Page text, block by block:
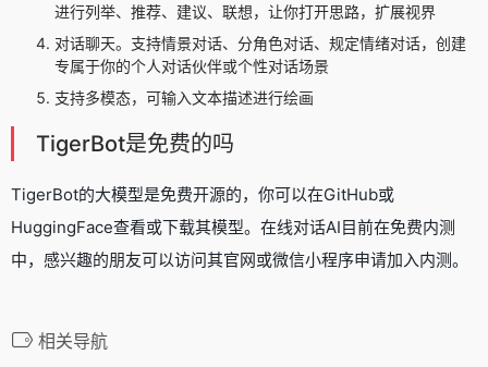
进行列举、推荐、建议、联想，让你打开思路，扩展视界
对话聊天。支持情景对话、分角色对话、规定情绪对话，创建
专属于你的个人对话伙伴或个性对话场景
支持多模态，可输入文本描述进行绘画
TigerBot是免费的吗
TigerBot的大模型是免费开源的，你可以在GitHub或
HuggingFace查看或下载其模型。在线对话AI目前在免费内测
中，感兴趣的朋友可以访问其官网或微信小程序申请加入内测。
相关导航